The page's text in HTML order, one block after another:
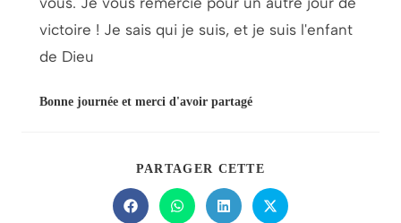
victoire ! Je sais qui je suis, et je suis l'enfant
de Dieu
Bonne journée et merci d'avoir partagé
PARTAGER CETTE